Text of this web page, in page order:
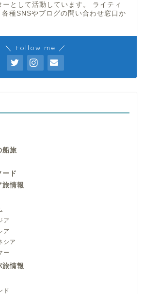
ーとして活動しています。 ライティ
各種SNSやブログの問い合わせ窓口か
＼ Follow me ／
船旅
ード
旅情報
ア
ア
シア
ー
旅情報
ド